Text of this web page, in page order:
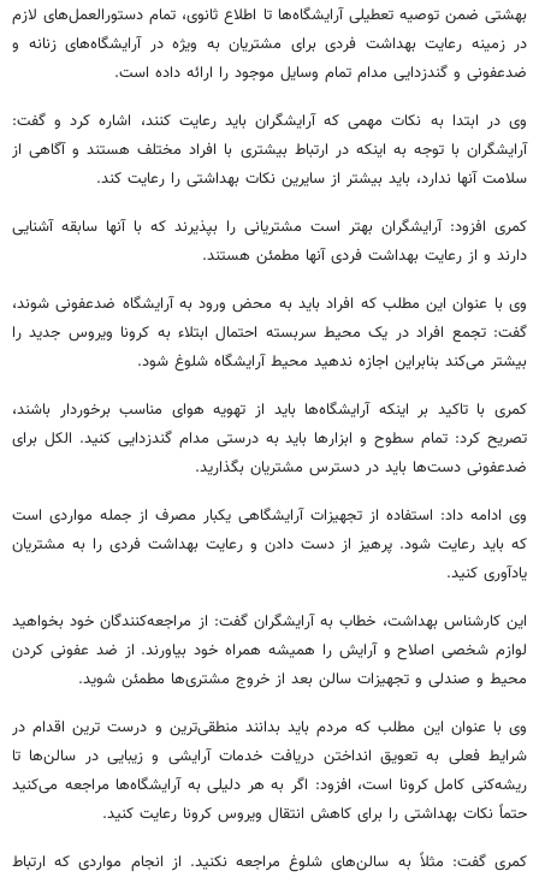
بهشتی ضمنتوصیه تعطیلی آرایشگاه‌ها تا اطلاعثانوی، تمام دستورالعمل‌های لازم
در زمینه رعایت بهداشت فردی برای مشتریان به ویژه در آرایشگاه‌های زنانه و
ضدعفونی و گندزدایی مدام تمام وسایل موجود را ارائه داده است.
وی در ابتدا به نکات مهمی که آرایشگران باید رعایت کنند، اشاره کرد و گفت:
آرایشگران با توجه به اینکه در ارتباط بیشتری با افراد مختلفهستند و آگاهی از
سلامت آنها ندارد، باید بیشتر از سایرین نکات بهداشتی را رعایت کند.
کمری افزود: آرایشگران بهتر است مشتریانی را بپذیرند که با آنها سابقه آشنایی
دارند و از رعایت بهداشت فردی آنها مطمئن هستند.
وی با عنوان این مطلب که افرادباید به محض ورود به آرایشگاه ضدعفونی شوند،
گفت:تجمع افراددر یک محیطسربسته احتمال ابتلاء به کرونا ویروس جدید را
بیشتر می‌کند بنابراین اجازه ندهید محیط آرایشگاه شلوغ شود.
کمری باتاکید بر اینکه آرایشگاه‌ها باید از تهویه هوای مناسببرخوردار باشند،
تصریح کرد: تمام سطوح و ابزارها باید به درستی مدام گندزدایی کنید. الکل برای
ضدعفونی دست‌ها باید در دسترس مشتریان بگذارید.
وی ادامه داد: استفاده از تجهیزات آرایشگاهی یکبار مصرف از جمله مواردی است
که باید رعایت شود. پرهیز از دست دادن و رعایت بهداشت فردی را به مشتریان
یادآوری کنید.
این کارشناس بهداشت، خطاب به آرایشگران گفت: از مراجعه‌کنندگان خود بخواهید
لوازم شخصی اصلاح وآرایش را همیشه همراه خود بیاورند. از ضد عفونی کردن
محیط و صندلی و تجهیزات سالن بعد از خروج مشتری‌ها مطمئن شوید.
وی با عنوان این مطلب که مردم باید بدانند منطقی‌ترین و درستتریناقدام در
شرایطفعلی به تعویق انداختن دریافت خدمات آرایشی و زیبایی در سالن‌ها تا
ریشه‌کنی کاملکرونا است، افزود: اگر به هر دلیلی به آرایشگاه‌ها مراجعه می‌کنید
حتماً نکات بهداشتی را برای کاهش انتقال ویروس کرونا رعایت کنید.
کمری گفت: مثلاً به سالن‌های شلوغ مراجعه نکنید. از انجام مواردی که ارتباط